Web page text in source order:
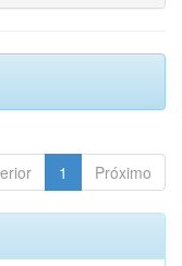
1 Próximo